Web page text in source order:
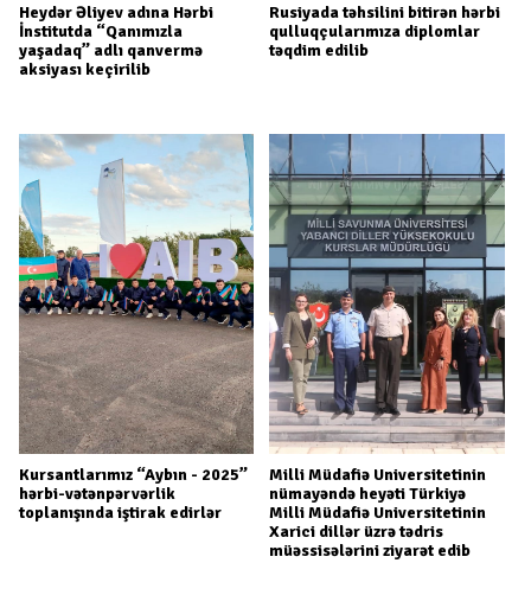
Heydər Əliyev adına Hərbi
İnstitutda “Qanımızla
yaşadaq” adlı qanvermə
aksiyası keçirilib
Rusiyada təhsilini bitirən hərbi
qulluqçularımıza diplomlar
təqdim edilib
Kursantlarımız “Aybın - 2025”
hərbi-vətənpərvərlik
toplanışında iştirak edirlər
Milli Müdafiə Universitetinin
nümayəndə heyəti Türkiyə
Milli Müdafiə Universitetinin
Xarici dillər üzrə tədris
müəssisələrini ziyarət edib